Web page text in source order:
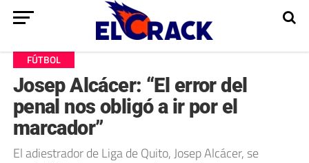
FÚTBOL
Josep Alcácer: “El error del
penal nos obligó a ir por el
marcador”
El adiestrador de Liga de Quito, Josep Alcácer, se